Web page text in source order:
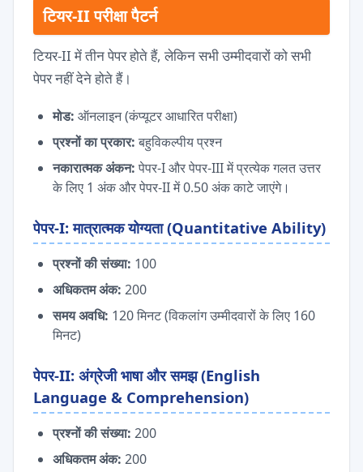
टियर-II परीक्षा पैटर्न
टियर-II में तीन पेपर होते हैं, लेकिन सभी उम्मीदवारों को सभी
पेपर नहीं देने होते हैं।
मोड: ऑनलाइन (कंप्यूटर आधारित परीक्षा)
प्रश्नों का प्रकार: बहुविकल्पीय प्रश्न
नकारात्मक अंकन: पेपर-I और पेपर-III में प्रत्येक गलत उत्तर
के लिए 1 अंक और पेपर-II में 0.50 अंक काटे जाएंगे।
पेपर-I: मात्रात्मक योग्यता (Quantitative Ability)
प्रश्नों की संख्या: 100
अधिकतम अंक: 200
समय अवधि: 120 मिनट (विकलांग उम्मीदवारों के लिए 160
मिनट)
पेपर-II: अंग्रेजी भाषा और समझ (English
Language & Comprehension)
प्रश्नों की संख्या: 200
अधिकतम अंक: 200